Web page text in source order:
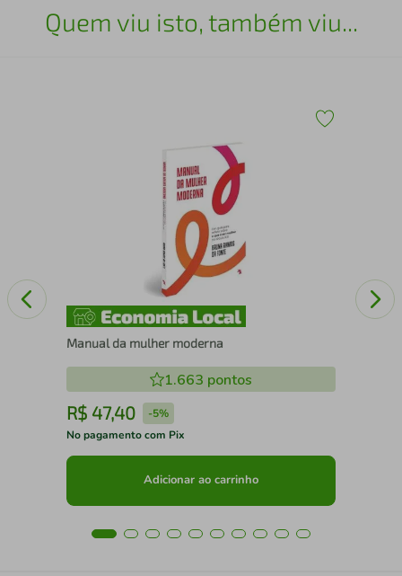
Quem viu isto, também viu...
Manual da mulher moderna
1.663 pontos
R$ 47,40 -5%
No pagamento com Pix
Adicionar ao carrinho